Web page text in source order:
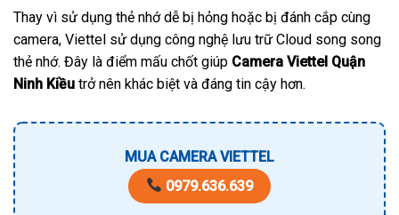
Thay vì sử dụng thẻ nhớ dễ bị hỏng hoặc bị đánh cắp cùng
camera, Viettel sử dụng công nghệ lưu trữ Cloud song song
thẻ nhớ. Đây là điểm mấu chốt giúp Camera Viettel Quận
Ninh Kiều trở nên khác biệt và đáng tin cậy hơn.
MUA CAMERA VIETTEL
0979.636.639